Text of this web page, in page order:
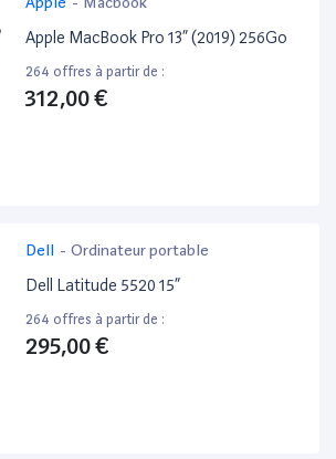
Apple MacBook Pro 13” (2019) 256Go
264 offres à partir de :
312,00 €
Dell - Ordinateur portable
Dell Latitude 5520 15”
264 offres à partir de :
295,00 €